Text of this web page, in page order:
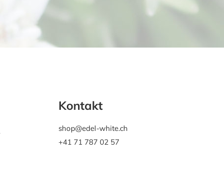
Kontakt
shop@edel-white.ch
+41 71 787 02 57